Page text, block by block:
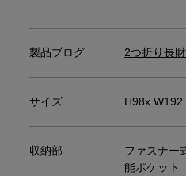
製品ブログ 2つ折り長
サイズ H98x
収納部
ファスナー
能ポケット